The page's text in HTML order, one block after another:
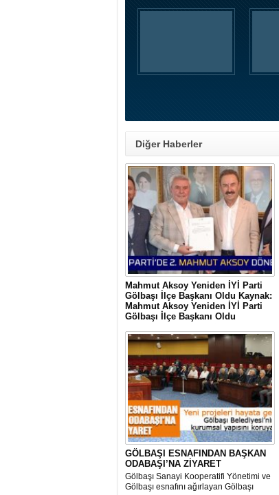
Diğer Haberler
Mahmut Aksoy Yeniden İYİ Parti
Gölbaşı İlçe Başkanı Oldu Kaynak:
Mahmut Aksoy Yeniden İYİ Parti
Gölbaşı İlçe Başkanı Oldu
Mahmut Aksoy Yeniden İYİ Parti Gölbaşı
İlçe Başkanı Oldu
GÖLBAŞI ESNAFINDAN BAŞKAN
ODABAŞI’NA ZİYARET
Gölbaşı Sanayi Kooperatifi Yönetimi ve
Gölbaşı esnafını ağırlayan Gölbaşı